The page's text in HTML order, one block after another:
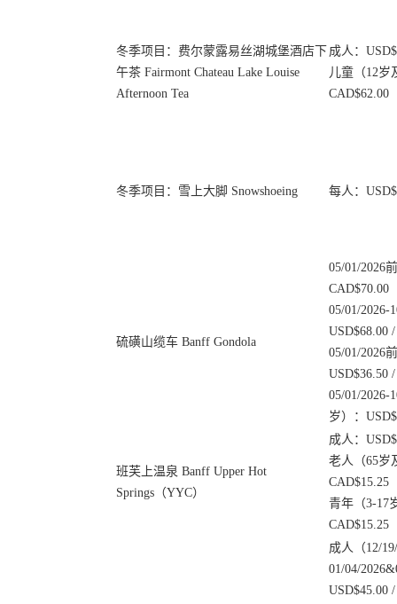
冬季项目：费尔蒙露易丝湖城堡酒店下
午茶 Fairmont Chateau Lake Louise
Afternoon Tea
成人：
儿童（12岁
CAD$62.00
冬季项目：雪上大脚 Snowshoeing 每人：
硫磺山缆车 Banff Gondola
05/01/2026
CAD$70.00
05/01/2026-
USD$68.00
05/01/2026
USD$36.50
05/01/2026-
岁）：
班芙上温泉 Banff Upper Hot
Springs（YYC）
成人：
老人（65岁
CAD$15.25
青年（3-17
CAD$15.25
成人（12/
01/04/
USD$45.00